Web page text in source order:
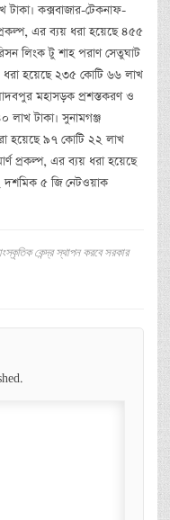
কক্সবাজার-টেকনাফ-
এর ব্যয় ধরা হয়েছে ৪৫৫
লিংক টু শাহ পরাণ সেতুঘাট
হয়েছে ২৩৫ কোটি ৬৬ লাখ
মহাসড়ক প্রশস্তকরণ ও
লাখ টাকা। সুনামগঞ্জ
হয়েছে ৯৭ কোটি ২২ লাখ
প্রকল্প, এর ব্যয় ধরা হয়েছে
দশমিক ৫ জি নেটওয়াক
কেন্দ্র স্থাপন করবে সরকার